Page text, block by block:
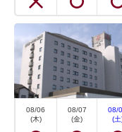
シンプルにご宿泊
しております。 お
方におすすめです
頂けます。全室フ
「宮清水」をご宿
08/06
(木)
08/07
(金)
08/
(土